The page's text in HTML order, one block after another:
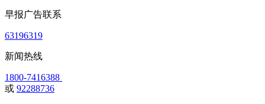
早报广告联系
63196319
新闻热线
1800-7416388
或 92288736